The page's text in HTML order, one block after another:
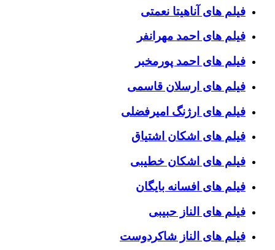
فیلم های آناهیتا نعمتی
فیلم های احمد مهرانفر
فیلم های احمد پورمخبر
فیلم های ارسلان قاسمی
فیلم های ارژنگ امیرفضلی
فیلم های اشکان اشتیاق
فیلم های اشکان خطیبی
فیلم های افسانه بایگان
فیلم های الناز حبیبی
فیلم های الناز شاکردوست